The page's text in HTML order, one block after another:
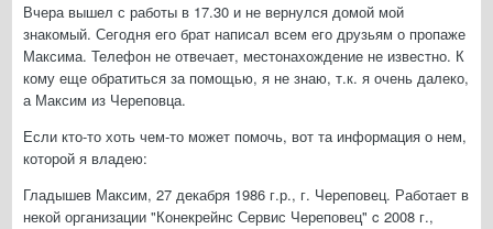
Вчера вышел с работы в 17.30 и не вернулся домой мой
знакомый. Сегодня его брат написал всем его друзьям о пропаже
Максима. Телефон не отвечает, местонахождение не известно. К
кому еще обратиться за помощью, я не знаю, т.к. я очень далеко,
а Максим из Череповца.
Если кто-то хоть чем-то может помочь, вот та информация о нем,
которой я владею:
Гладышев Максим, 27 декабря 1986 г.р., г. Череповец. Работает в
некой организации "Конекрейнс Сервис Череповец" c 2008 г.,